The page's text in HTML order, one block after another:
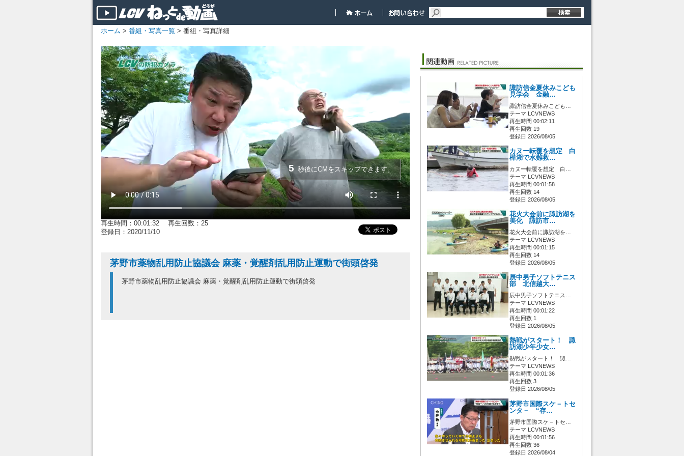
ホーム > 番組・写真一覧 > 番組・写真詳細
5 秒後にCMをスキップできます。
再生時間：00:01:32 再生回数：25
登録日：2020/11/10
茅野市薬物乱用防止協議会 麻薬・覚醒剤乱用防止運動で街頭啓発
茅野市薬物乱用防止協議会 麻薬・覚醒剤乱用防止運動で街頭啓発
諏訪信金夏休みこども
見学会 金融…
諏訪信金夏休みこども…
テーマ LCVNEWS
再生時間 00:02:11
再生回数 19
登録日 2026/08/05
カヌー転覆を想定 白
樺湖で水難救…
カヌー転覆を想定 白…
テーマ LCVNEWS
再生時間 00:01:58
再生回数 14
登録日 2026/08/05
花火大会前に諏訪湖を
美化 諏訪市…
花火大会前に諏訪湖を…
テーマ LCVNEWS
再生時間 00:01:15
再生回数 14
登録日 2026/08/05
辰中男子ソフトテニス
部 北信越大…
辰中男子ソフトテニス…
テーマ LCVNEWS
再生時間 00:01:22
再生回数 1
登録日 2026/08/05
熱戦がスタート！ 諏
訪湖少年少女…
熱戦がスタート！ 諏…
テーマ LCVNEWS
再生時間 00:01:36
再生回数 3
登録日 2026/08/05
茅野市国際スケ－トセ
ンタ－ “存…
茅野市国際スケ－トセ…
テーマ LCVNEWS
再生時間 00:01:56
再生回数 36
登録日 2026/08/04